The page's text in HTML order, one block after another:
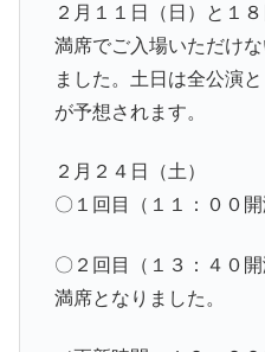
２月１１日（日）と１
満席でご入場いただけ
ました。土日は全公演
が予想されます。
２月２４日（土）
〇１回目（１１：００
〇２回目（１３：４０
満席となりました。